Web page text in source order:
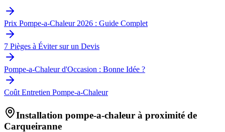
Prix Pompe-a-Chaleur 2026 : Guide Complet
7 Pièges à Éviter sur un Devis
Pompe-a-Chaleur d'Occasion : Bonne Idée ?
Coût Entretien Pompe-a-Chaleur
Installation pompe-a-chaleur à proximité de
Carqueiranne